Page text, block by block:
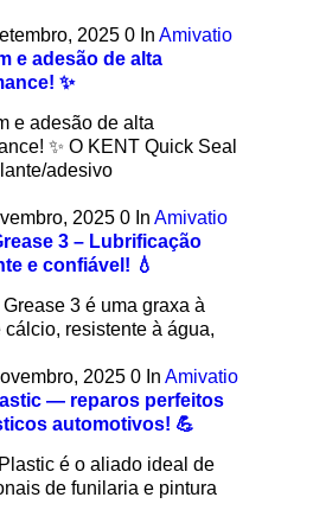
2025 0 In Amivatio
e adesão de alta
✨
e adesão de alta
✨ O KENT Quick Seal
adesivo
2025 0 In Amivatio
3 – Lubrificação
e confiável! 💧
3 é uma graxa à
cálcio, resistente à água,
2025 0 In Amivatio
— reparos perfeitos
automotivos! 💪
é o aliado ideal de
de funilaria e pintura